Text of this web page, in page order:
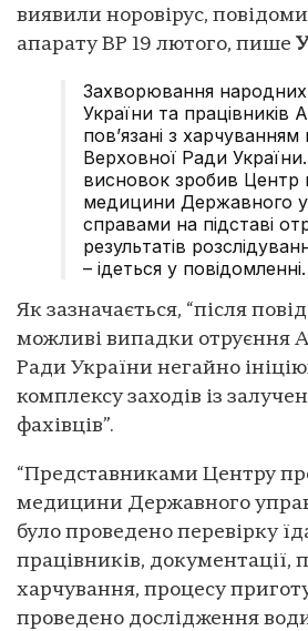
виявили норовірус,
апарату ВР 19 лютого, пише
Захворювання народних
України та працівників
пов’язані з харчуванням
Верховної Ради
висновок зробив Центр
медицини Державного
справами на підставі
результатів
– ідеться у повідомленні.
Як зазначається, “після
можливі випадки отруєння
Ради України негайно
комплексу заходів із
фахівців”.
“Представниками Центру
медицини Державного
було проведено перевірку
працівників, документації,
харчування, процесу
проведено дослідження